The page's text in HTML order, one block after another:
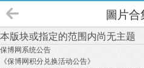
圖片合
本版块或指定的范围内尚无主题
保博网系统公告
《保博网积分兑换活动公告》